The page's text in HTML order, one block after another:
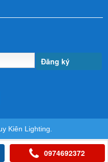
Đăng ký
Kiên Lighting.
0974692372